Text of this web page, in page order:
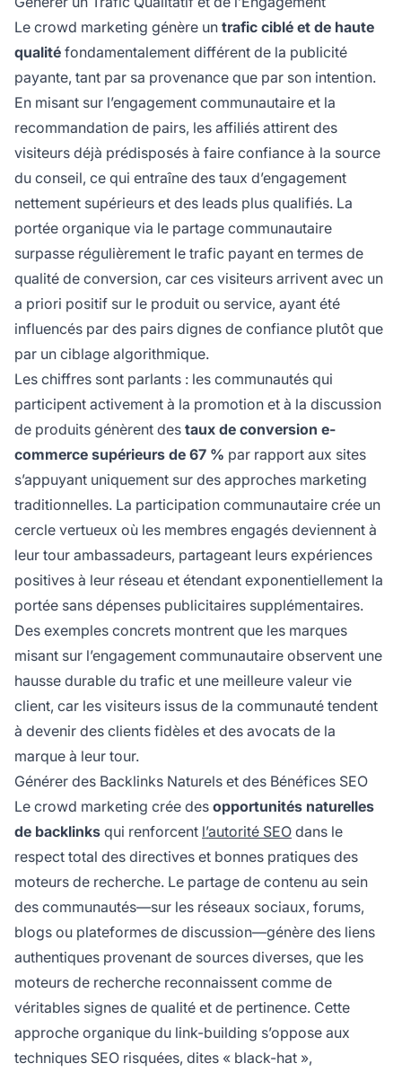
Le crowd marketing génère un trafic ciblé et de haute
qualité fondamentalement différent de la publicité
payante, tant par sa provenance que par son intention.
En misant sur l’engagement communautaire et la
recommandation de pairs, les affiliés attirent des
visiteurs déjà prédisposés à faire confiance à la source
du conseil, ce qui entraîne des taux d’engagement
nettement supérieurs et des leads plus qualifiés. La
portée organique via le partage communautaire
surpasse régulièrement le trafic payant en termes de
qualité de conversion, car ces visiteurs arrivent avec un
a priori positif sur le produit ou service, ayant été
influencés par des pairs dignes de confiance plutôt que
par un ciblage algorithmique.
Les chiffres sont parlants : les communautés qui
participent activement à la promotion et à la discussion
de produits génèrent des taux de conversion e-
commerce supérieurs de 67 % par rapport aux sites
s’appuyant uniquement sur des approches marketing
traditionnelles. La participation communautaire crée un
cercle vertueux où les membres engagés deviennent à
leur tour ambassadeurs, partageant leurs expériences
positives à leur réseau et étendant exponentiellement la
portée sans dépenses publicitaires supplémentaires.
Des exemples concrets montrent que les marques
misant sur l’engagement communautaire observent une
hausse durable du trafic et une meilleure valeur vie
client, car les visiteurs issus de la communauté tendent
à devenir des clients fidèles et des avocats de la
marque à leur tour.
Générer des Backlinks Naturels et des Bénéfices SEO
Le crowd marketing crée des opportunités naturelles
de backlinks qui renforcent l’autorité SEO dans le
respect total des directives et bonnes pratiques des
moteurs de recherche. Le partage de contenu au sein
des communautés—sur les réseaux sociaux, forums,
blogs ou plateformes de discussion—génère des liens
authentiques provenant de sources diverses, que les
moteurs de recherche reconnaissent comme de
véritables signes de qualité et de pertinence. Cette
approche organique du link-building s’oppose aux
techniques SEO risquées, dites « black-hat »,